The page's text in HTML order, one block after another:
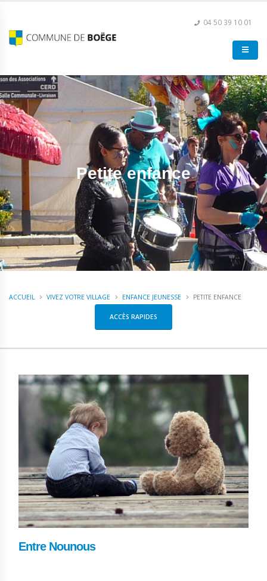
04 50 39 10 01
Petite enfance
ACCUEIL VIVEZ VOTRE VILLAGE ENFANCE JEUNESSE PETITE ENFANCE
ACCÈS RAPIDES
Entre Nounous